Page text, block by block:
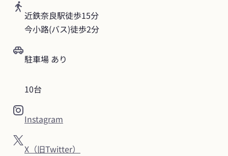
近鉄奈良駅徒歩15分
今小路(バス)徒歩2分
駐車場 あり
10台
Instagram
X（旧Twitter）